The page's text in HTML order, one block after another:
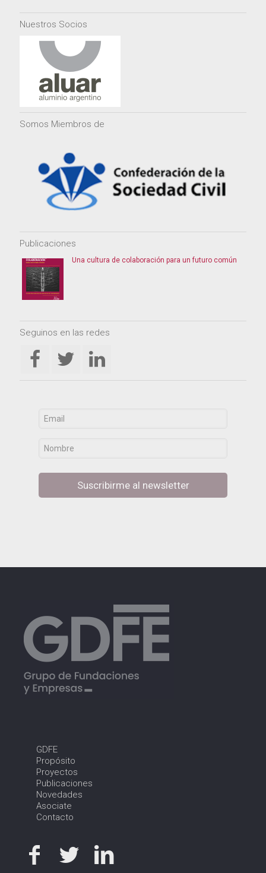
Nuestros Socios
Somos Miembros de
Publicaciones
Una cultura de colaboración para un futuro común
Seguinos en las redes
Suscribirme al newsletter
GDFE
Propósito
Proyectos
Publicaciones
Novedades
Asociate
Contacto